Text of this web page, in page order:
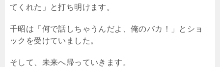
てくれた」と打ち明けます。
千昭は「何で話しちゃうんだよ、俺のバカ！」とショ
ックを受けていました。
そして、未来へ帰っていきます。